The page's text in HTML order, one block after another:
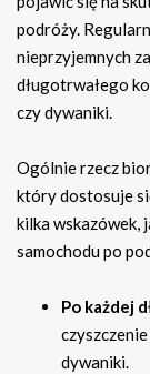
podróży.
nieprzyjemnych
długotrwałego
czy dywaniki.
Ogólnie rzecz
który dostosuje
kilka wskazówek,
samochodu po
Po każdej
dywaniki.